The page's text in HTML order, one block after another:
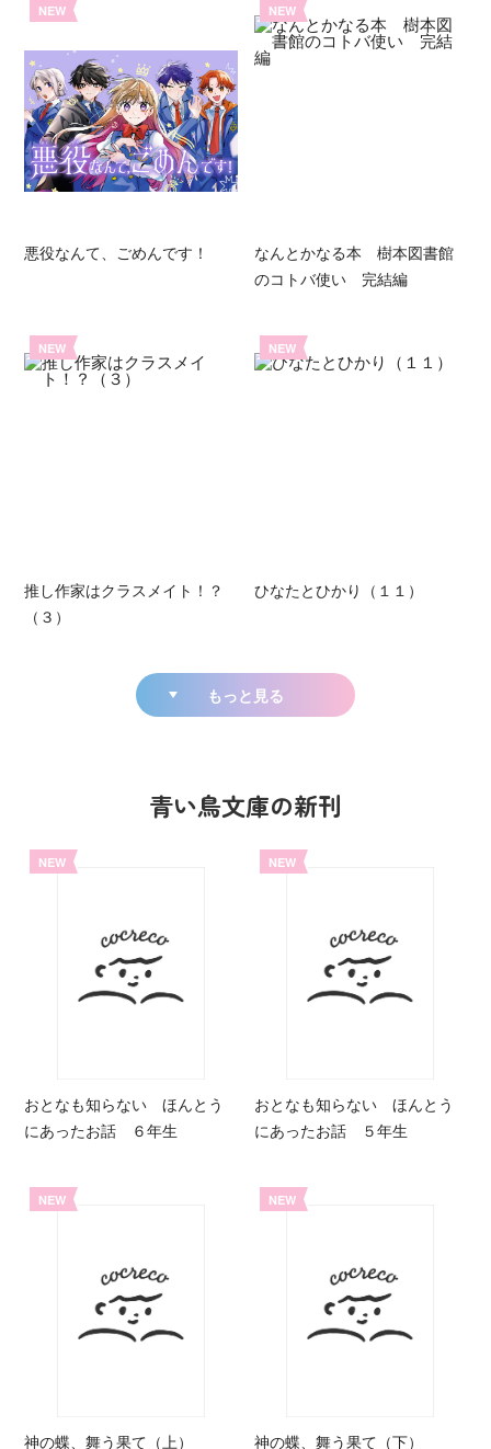
NEW
悪役なんて、ごめんです！
NEW
なんとかなる本 樹本図書館
のコトバ使い 完結編
NEW
推し作家はクラスメイト！？
（３）
NEW
ひなたとひかり（１１）
もっと見る
青い鳥文庫の新刊
NEW
おとなも知らない ほんとう
にあったお話 ６年生
NEW
おとなも知らない ほんとう
にあったお話 ５年生
NEW
神の蝶、舞う果て（上）
NEW
神の蝶、舞う果て（下）